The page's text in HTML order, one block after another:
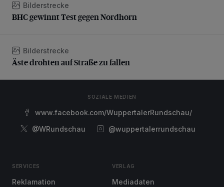
BHC gewinnt Test gegen Nordhorn
Bilderstrecke
BHC gewinnt Test gegen Nordhorn
Äste drohten auf Straße zu fallen
Bilderstrecke
Äste drohten auf Straße zu fallen
SOZIALE MEDIEN
www.facebook.com/WuppertalerRundschau/
@WRundschau
@wuppertalerrundschau
SERVICES
Reklamation
VERLAG
Mediadaten